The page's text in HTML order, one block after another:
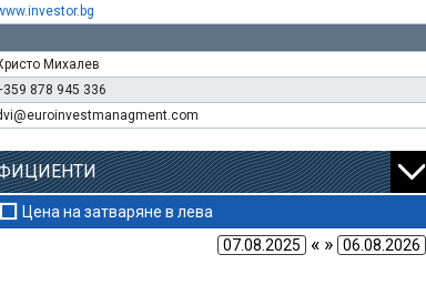
Михалев
878 945 336
Цена на затваряне в лева
« »